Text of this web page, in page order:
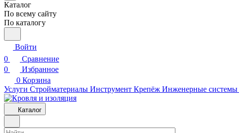
Каталог
По всему сайту
По каталогу
Войти
0
Сравнение
0
Избранное
0 Корзина
Услуги Стройматериалы Инструмент Крепёж Инженерные системы
Каталог